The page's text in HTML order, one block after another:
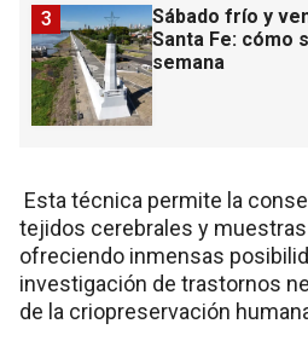
Sábado frío y
Santa Fe: cómo
semana
3
Esta técnica permite la
tejidos cerebrales y
ofreciendo inmensas
investigación de trastornos
de la criopreservación